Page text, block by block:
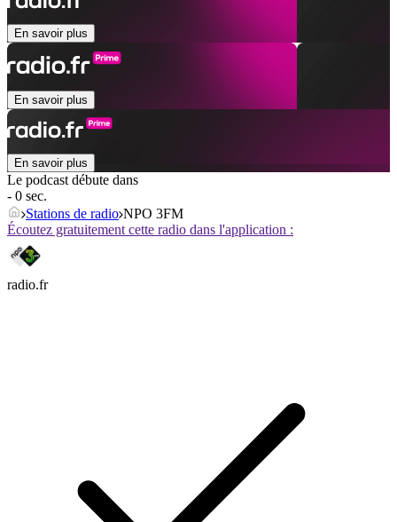
En savoir plus
En savoir plus
En savoir plus
Le podcast débute dans
- 0 sec.
Stations de radio NPO 3FM
Écoutez gratuitement cette radio dans l'application :
radio.fr